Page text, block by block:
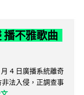
播不雅歌曲
4 日廣播系統離奇
法入侵，正調查事